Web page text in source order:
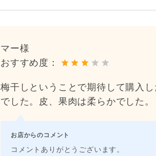
マー様
おすすめ度：
梅干しということで期待して購入
でした。皮、果肉は柔らかでした。
お店からのコメント
コメントありがとうございます。